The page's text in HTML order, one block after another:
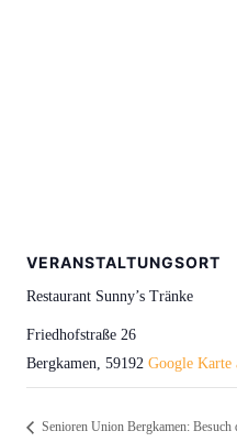
VERANSTALTUNGSORT
Restaurant Sunny’s Tränke
Friedhofstraße 26
Bergkamen, 59192 Google Karte
Senioren Union Bergkamen: Besuch